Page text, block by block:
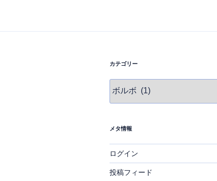
カテゴリー
テ
ー
メタ情報
ログイン
投稿フィード